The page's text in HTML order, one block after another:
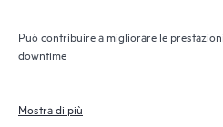
Può contribuire a migliorare le
downtime
Mostra di più